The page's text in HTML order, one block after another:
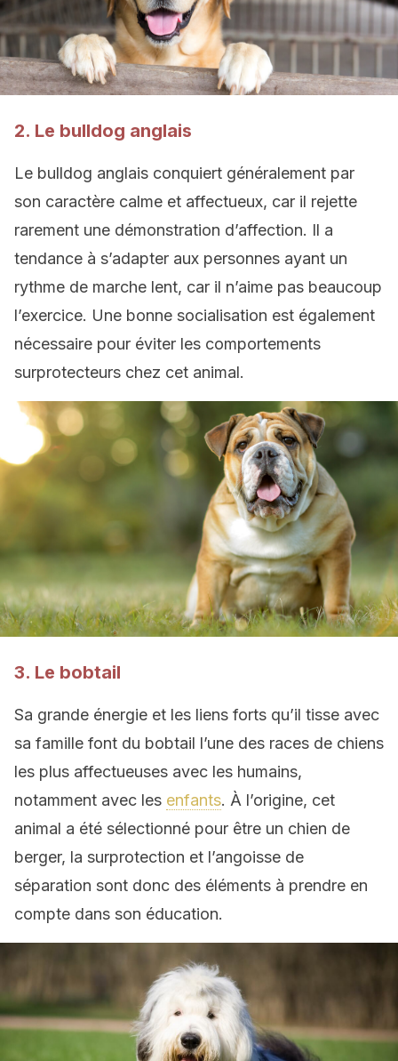
2. Le bulldog anglais
Le bulldog anglais conquiert généralement par
son caractère calme et affectueux, car il rejette
rarement une démonstration d’affection. Il a
tendance à s’adapter aux personnes ayant un
rythme de marche lent, car il n’aime pas beaucoup
l’exercice. Une bonne socialisation est également
nécessaire pour éviter les comportements
surprotecteurs chez cet animal.
3. Le bobtail
Sa grande énergie et les liens forts qu’il tisse avec
sa famille font du bobtail l’une des races de chiens
les plus affectueuses avec les humains,
notamment avec les enfants. À l’origine, cet
animal a été sélectionné pour être un chien de
berger, la surprotection et l’angoisse de
séparation sont donc des éléments à prendre en
compte dans son éducation.